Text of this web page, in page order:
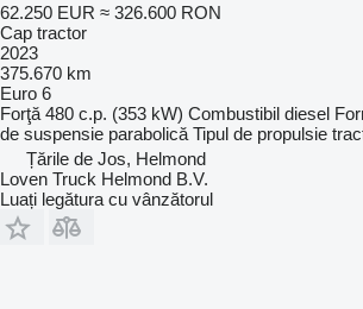
62.250 EUR ≈ 326.600 RON
Cap tractor
2023
375.670 km
Euro 6
Forţă 480 c.p. (353 kW) Combustibil diesel
de suspensie parabolică Tipul de propulsie
Țările de Jos, Helmond
Loven Truck Helmond B.V.
Luați legătura cu vânzătorul